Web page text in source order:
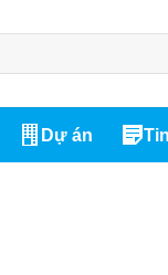
Dự án